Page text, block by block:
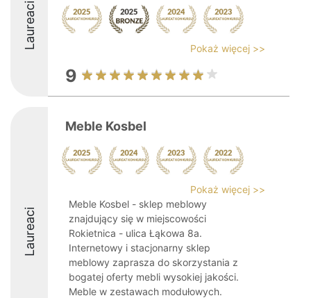
Laureaci Pokaż więcej >>
9
Laureaci
Meble Kosbel
Pokaż więcej >>
Meble Kosbel - sklep meblowy
znajdujący się w miejscowości
Rokietnica - ulica Łąkowa 8a.
Internetowy i stacjonarny sklep
meblowy zaprasza do skorzystania z
bogatej oferty mebli wysokiej jakości.
Meble w zestawach modułowych.